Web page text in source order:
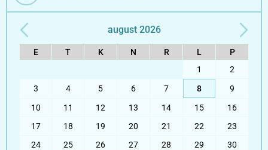
august 2026
E T K N R L
P
1
2
3
4 5 6 7 8
9
10
11 12 13 14 15
16
17
18 19 20 21 22
23
24
25 26 27 28 29
30